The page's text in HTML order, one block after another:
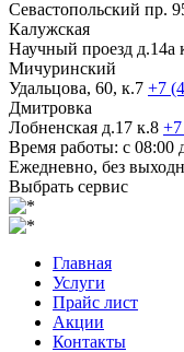
Севастопольский пр.
Калужская
Научный проезд д.14а
Мичуринский
Удальцова, 60, к.7 +7
Дмитровка
Лобненская д.17 к.8
Время работы: с 08:00
Ежедневно, без
Выбрать сервис
Главная
Услуги
Прайс лист
Акции
Контакты